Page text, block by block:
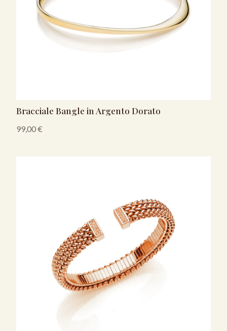
Bracciale Bangle in Argento Dorato
99,00€